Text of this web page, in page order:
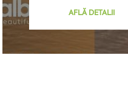
AFLĂ DETALII